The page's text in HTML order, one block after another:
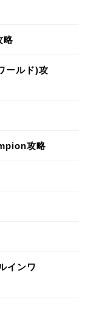
略
ールド)攻
攻略
インワ